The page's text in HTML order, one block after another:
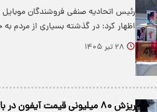
رئیس اتحادیه صنفی فروشندگان
اظهار کرد: در گذشته بسیاری از مردم
۲۸ تیر ۱۴۰۵
ریزش ۸۰ میلیونی قیمت آیفون در بازار!